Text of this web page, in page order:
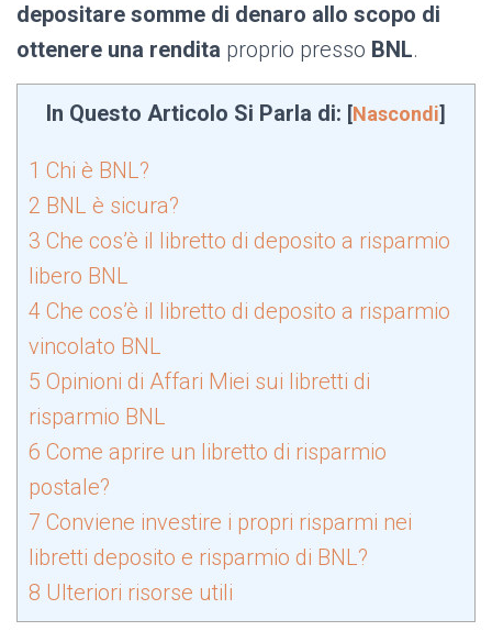
depositare somme di denaro allo scopo di
ottenere una rendita proprio presso BNL.
In Questo Articolo Si Parla di: [Nascondi]
1 Chi è BNL?
2 BNL è sicura?
3 Che cos’è il libretto di deposito a risparmio
libero BNL
4 Che cos’è il libretto di deposito a risparmio
vincolato BNL
5 Opinioni di Affari Miei sui libretti di
risparmio BNL
6 Come aprire un libretto di risparmio
postale?
7 Conviene investire i propri risparmi nei
libretti deposito e risparmio di BNL?
8 Ulteriori risorse utili